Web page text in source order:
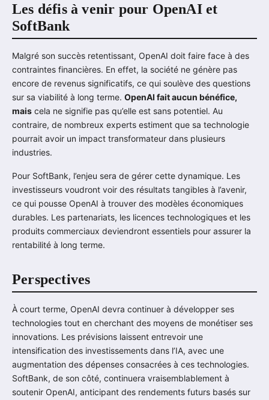
Les défis à venir pour OpenAI et
SoftBank
Malgré son succès retentissant, OpenAI doit faire face à des
contraintes financières. En effet, la société ne génère pas
encore de revenus significatifs, ce qui soulève des questions
sur sa viabilité à long terme. OpenAI fait aucun bénéfice,
mais cela ne signifie pas qu’elle est sans potentiel. Au
contraire, de nombreux experts estiment que sa technologie
pourrait avoir un impact transformateur dans plusieurs
industries.
Pour SoftBank, l’enjeu sera de gérer cette dynamique. Les
investisseurs voudront voir des résultats tangibles à l’avenir,
ce qui pousse OpenAI à trouver des modèles économiques
durables. Les partenariats, les licences technologiques et les
produits commerciaux deviendront essentiels pour assurer la
rentabilité à long terme.
Perspectives
À court terme, OpenAI devra continuer à développer ses
technologies tout en cherchant des moyens de monétiser ses
innovations. Les prévisions laissent entrevoir une
intensification des investissements dans l’IA, avec une
augmentation des dépenses consacrées à ces technologies.
SoftBank, de son côté, continuera vraisemblablement à
soutenir OpenAI, anticipant des rendements futurs basés sur